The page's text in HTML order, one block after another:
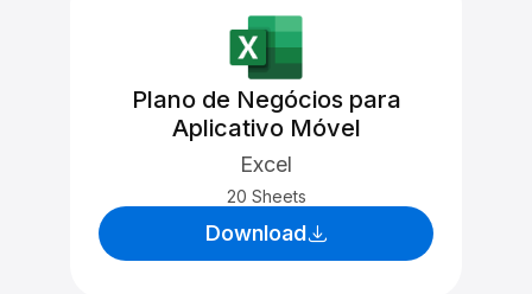
Plano de Negócios para
Aplicativo Móvel
Excel
20 Sheets
Download